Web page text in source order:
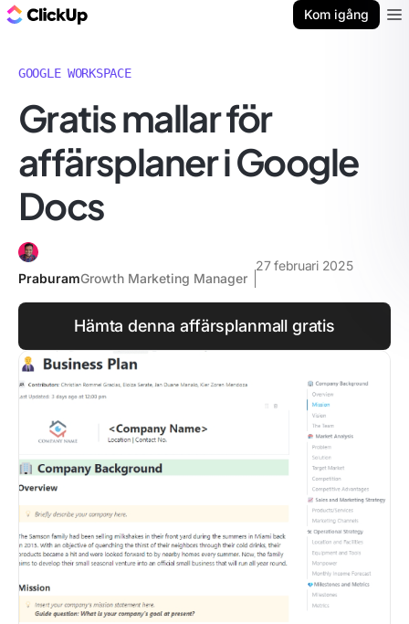
Kom igång
GOOGLE WORKSPACE
Gratis mallar för
affärsplaner i Google
Docs
PraburamGrowth Marketing Manager
27 februari 2025
Hämta denna affärsplanmall gratis